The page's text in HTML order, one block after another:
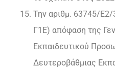
Την αριθμ. 63745/
Γ1Ε) απόφαση της
Εκπαιδευτικού
Δευτεροβάθμιας